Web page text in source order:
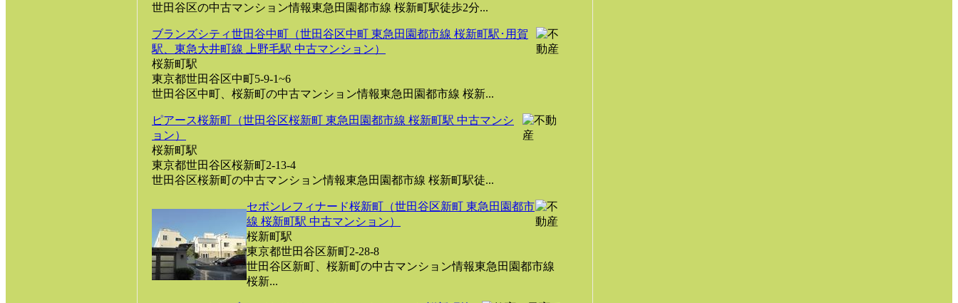
世田谷区の中古マンション情報東急田園都市線 桜新町駅徒歩2分...
ブランズシティ世田谷中町（世田谷区中町 東急田園都市線 桜新町駅･用賀
駅、東急大井町線 上野毛駅 中古マンション）
桜新町駅
東京都世田谷区中町5-9-1~6
世田谷区中町、桜新町の中古マンション情報東急田園都市線 桜新...
ピアース桜新町（世田谷区桜新町 東急田園都市線 桜新町駅 中古マンシ
ョン）
桜新町駅
東京都世田谷区桜新町2-13-4
世田谷区桜新町の中古マンション情報東急田園都市線 桜新町駅徒...
セボンレフィナード桜新町（世田谷区新町 東急田園都市
線 桜新町駅 中古マンション）
桜新町駅
東京都世田谷区新町2-28-8
世田谷区新町、桜新町の中古マンション情報東急田園都市線
桜新...